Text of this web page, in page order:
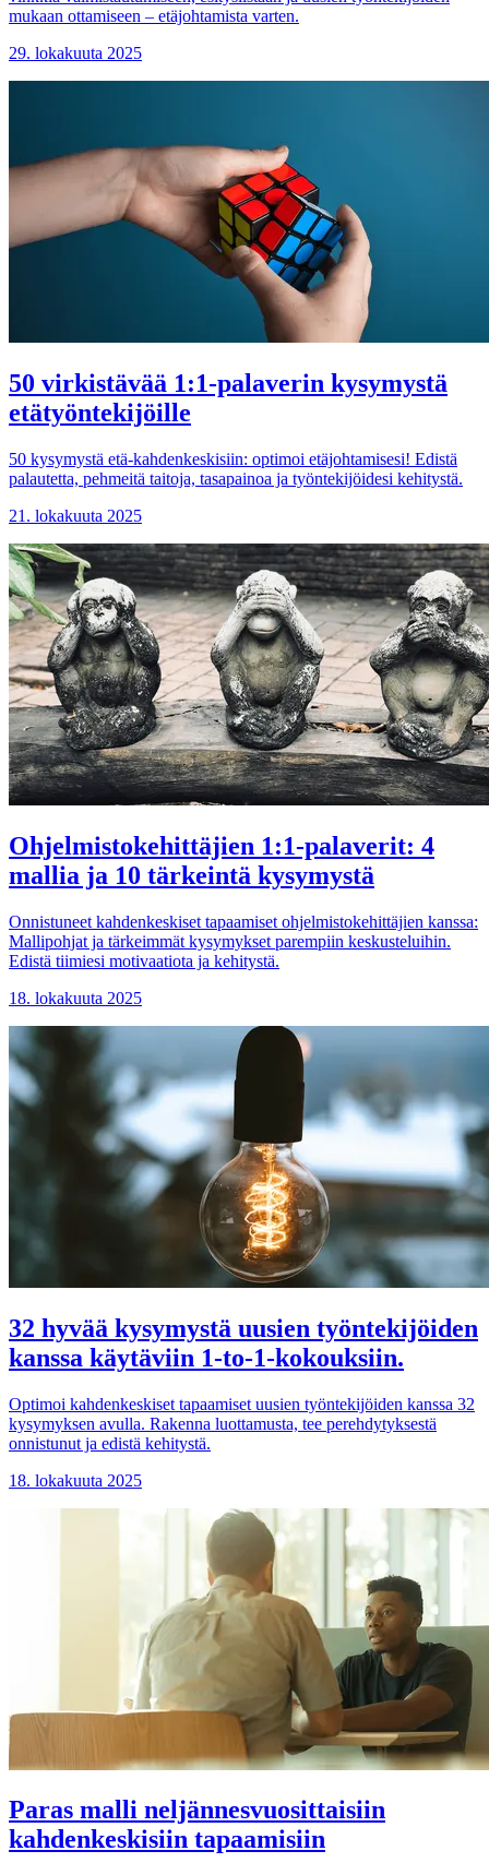
mukaan ottamiseen – etäjohtamista varten.
29. lokakuuta 2025
50 virkistävää 1:1-palaverin kysymystä
etätyöntekijöille
50 kysymystä etä-kahdenkeskisiin: optimoi etäjohtamisesi! Edistä
palautetta, pehmeitä taitoja, tasapainoa ja työntekijöidesi kehitystä.
21. lokakuuta 2025
Ohjelmistokehittäjien 1:1-palaverit: 4
mallia ja 10 tärkeintä kysymystä
Onnistuneet kahdenkeskiset tapaamiset ohjelmistokehittäjien kanssa:
Mallipohjat ja tärkeimmät kysymykset parempiin keskusteluihin.
Edistä tiimiesi motivaatiota ja kehitystä.
18. lokakuuta 2025
32 hyvää kysymystä uusien työntekijöiden
kanssa käytäviin 1-to-1-kokouksiin.
Optimoi kahdenkeskiset tapaamiset uusien työntekijöiden kanssa 32
kysymyksen avulla. Rakenna luottamusta, tee perehdytyksestä
onnistunut ja edistä kehitystä.
18. lokakuuta 2025
Paras malli neljännesvuosittaisiin
kahdenkeskisiin tapaamisiin